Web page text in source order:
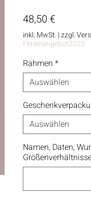
48,50 €Preis
inkl. MwSt. |zzgl.
Ferienangebot2025
Rahmen *
Auswählen
Auswählen
Namen, Daten,